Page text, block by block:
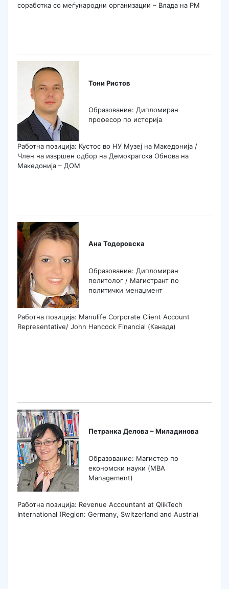
соработка со меѓународни организации – Влада на РМ
Тони Ристов
Образование: Дипломиран
професор по историја
Работна позиција: Кустос во НУ Музеј на Македонија /
Член на извршен одбор на Демократска Обнова на
Македонија – ДОМ
Ана Тодоровска
Образование: Дипломиран
политолог / Магистрант по
политички менаџмент
Работна позиција: Manulife Corporate Client Account
Representative/ John Hancock Financial (Канада)
Петранка Делова – Миладинова
Образование: Магистер по
економски науки (MBA
Management)
Работна позиција: Revenue Accountant at QlikTech
International (Region: Germany, Switzerland and Austria)